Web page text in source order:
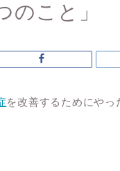
のこと」
を改善するためにやっ